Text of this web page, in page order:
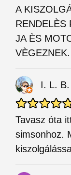
A
RENDELÈS
JA ÈS
VÈGEZNEK.
I. L. B.
Tavasz óta
simsonhoz.